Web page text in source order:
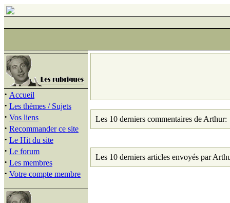
· Accueil
· Les thèmes / Sujets
· Vos liens
· Recommander ce site
· Le Hit du site
· Le forum
· Les membres
· Votre compte membre
Les 10 derniers commentaires de Arthur:
Les 10 derniers articles envoyés par